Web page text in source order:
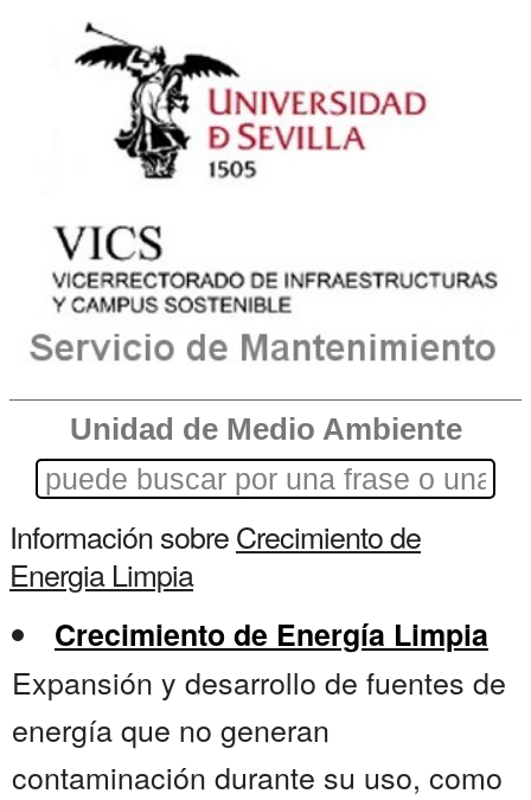
Unidad de Medio Ambiente
Información sobreCrecimiento de
Energia Limpia
Crecimiento de Energía Limpia
Expansión y desarrollo de fuentes de
energía que no generan
contaminación durante su uso, como